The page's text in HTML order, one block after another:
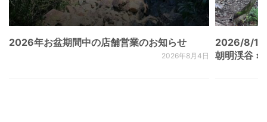
2026年お盆期間中の店舗営業のお知らせ
2026年8月4日
2026/8/
朝明渓谷 ×